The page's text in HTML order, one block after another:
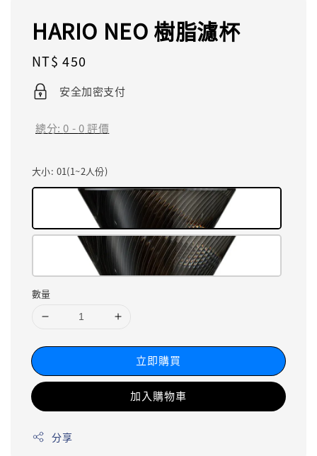
HARIO NEO 樹脂濾杯
Regular
price
NT$ 450
安全加密支付
總分:0 -0評價
大小: 01(1~2人份)
數量
立即購買
加入購物車
分享